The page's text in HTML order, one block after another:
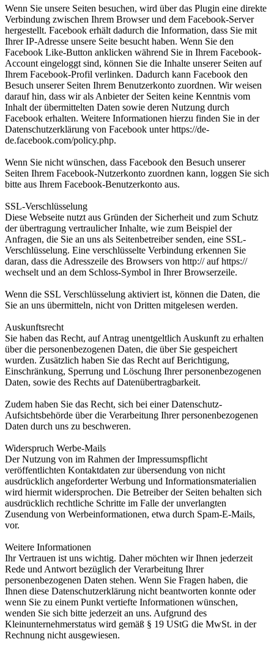
Wenn Sie unsere Seiten besuchen, wird über das Plugin eine direkte
Verbindung zwischen Ihrem Browser und dem Facebook-Server
hergestellt. Facebook erhält dadurch die Information, dass Sie mit
Ihrer IP-Adresse unsere Seite besucht haben. Wenn Sie den
Facebook Like-Button anklicken während Sie in Ihrem Facebook-
Account eingeloggt sind, können Sie die Inhalte unserer Seiten auf
Ihrem Facebook-Profil verlinken. Dadurch kann Facebook den
Besuch unserer Seiten Ihrem Benutzerkonto zuordnen. Wir weisen
darauf hin, dass wir als Anbieter der Seiten keine Kenntnis vom
Inhalt der übermittelten Daten sowie deren Nutzung durch
Facebook erhalten. Weitere Informationen hierzu finden Sie in der
Datenschutzerklärung von Facebook unter https://de-
de.facebook.com/policy.php.
Wenn Sie nicht wünschen, dass Facebook den Besuch unserer
Seiten Ihrem Facebook-Nutzerkonto zuordnen kann, loggen Sie sich
bitte aus Ihrem Facebook-Benutzerkonto aus.
SSL-Verschlüsselung
Diese Webseite nutzt aus Gründen der Sicherheit und zum Schutz
der übertragung vertraulicher Inhalte, wie zum Beispiel der
Anfragen, die Sie an uns als Seitenbetreiber senden, eine SSL-
Verschlüsselung. Eine verschlüsselte Verbindung erkennen Sie
daran, dass die Adresszeile des Browsers von http:// auf https://
wechselt und an dem Schloss-Symbol in Ihrer Browserzeile.
Wenn die SSL Verschlüsselung aktiviert ist, können die Daten, die
Sie an uns übermitteln, nicht von Dritten mitgelesen werden.
Auskunftsrecht
Sie haben das Recht, auf Antrag unentgeltlich Auskunft zu erhalten
über die personenbezogenen Daten, die über Sie gespeichert
wurden. Zusätzlich haben Sie das Recht auf Berichtigung,
Einschränkung, Sperrung und Löschung Ihrer personenbezogenen
Daten, sowie des Rechts auf Datenübertragbarkeit.
Zudem haben Sie das Recht, sich bei einer Datenschutz-
Aufsichtsbehörde über die Verarbeitung Ihrer personenbezogenen
Daten durch uns zu beschweren.
Widerspruch Werbe-Mails
Der Nutzung von im Rahmen der Impressumspflicht
veröffentlichten Kontaktdaten zur übersendung von nicht
ausdrücklich angeforderter Werbung und Informationsmaterialien
wird hiermit widersprochen. Die Betreiber der Seiten behalten sich
ausdrücklich rechtliche Schritte im Falle der unverlangten
Zusendung von Werbeinformationen, etwa durch Spam-E-Mails,
vor.
Weitere Informationen
Ihr Vertrauen ist uns wichtig. Daher möchten wir Ihnen jederzeit
Rede und Antwort bezüglich der Verarbeitung Ihrer
personenbezogenen Daten stehen. Wenn Sie Fragen haben, die
Ihnen diese Datenschutzerklärung nicht beantworten konnte oder
wenn Sie zu einem Punkt vertiefte Informationen wünschen,
wenden Sie sich bitte jederzeit an uns. Aufgrund des
Kleinunternehmerstatus wird gemäß § 19 UStG die MwSt. in der
Rechnung nicht ausgewiesen.